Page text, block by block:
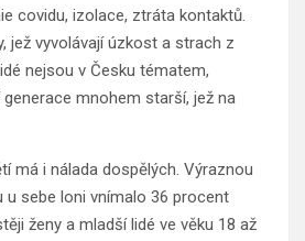
covidu, izolace, ztráta kontaktů.
jež vyvolávají úzkost a strach z
nejsou v Česku tématem,
mnohem starší, jež na
má i nálada dospělých. Výraznou
u sebe loni vnímalo 36 procent
ženy a mladší lidé ve věku 18 až